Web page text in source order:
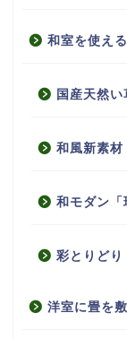
和室を使え
国産天然い
和風新素材
和モダン「
彩とりどり
洋室に畳を